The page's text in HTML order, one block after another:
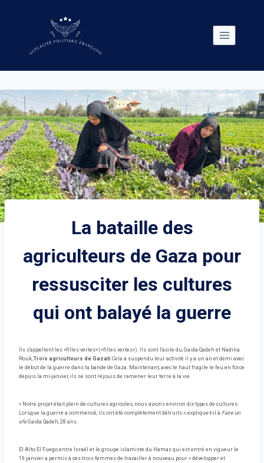
La bataille des
agriculteurs de Gaza pour
ressusciter les cultures
qui ont balayé la guerre
Ils s'appellent les «filles vertes» («filles vertes»). Ils sont l'asile du, Gaida Qadeh et Nadina
Rouk,Trois agriculteurs de Gazati Cela a suspendu leur activité il y a un an et demi avec
le début de la guerre dans la bande de Gaza. Maintenant, avec le haut fragile le feu en force
depuis la mi-janvier, ils se sont réjouis de ramener leur terre à la vie.
« Notre projet était plein de cultures agricoles, nous avions environ dix types de cultures.
Lorsque la guerre a commencé, ils ont été complètement détruits », explique-t-il à Faire un
efe Gaida Qadeh, 28 ans.
El Alto El Fuego entre Israël et le groupe islamiste du Hamas qui est entré en vigueur le
19 janvier a permis à ces trois femmes de travailler à nouveau pour « développer et